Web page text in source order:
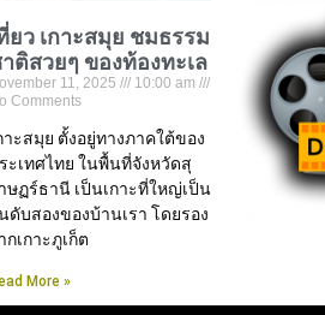
ยว เกาะสมุย ชมธรรม
ติสวยๆ ของท้องทะเล
11, 2025
10:00 am
Comments
าะสมุย ตั้งอยู่ทางภาคใต้ของ
ะเทศไทย ในพื้นที่จังหวัดสุ
ษฏร์ธานี เป็นเกาะที่ใหญ่เป็น
ดับสองของบ้านเรา โดยรอง
กเกาะภูเก็ต
More »